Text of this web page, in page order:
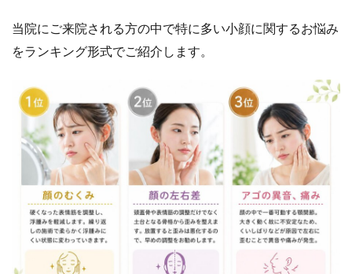
当院にご来院される方の中で特に多い小顔に関するお悩み
をランキング形式でご紹介します。